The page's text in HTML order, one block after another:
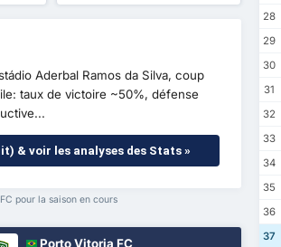
Aderbal Ramos da Silva, coup
taux de victoire ~50%, défense
& voir les analyses des Stats »
pour la saison en cours
Porto Vitoria FC
28
29
30
31
32
33
34
35
36
37